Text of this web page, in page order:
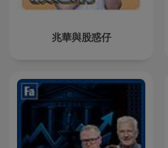
兆華與股惑仔